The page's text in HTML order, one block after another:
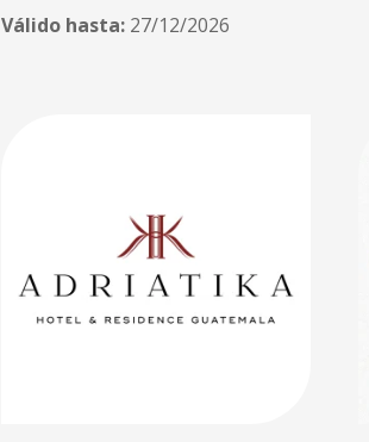
Válido hasta: 27/12/2026